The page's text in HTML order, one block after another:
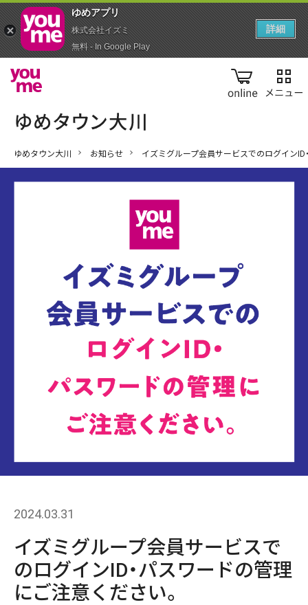
online
ゆめタウン大川 お知らせ イズミグループ会員サービスでのログインID
2024.03.31
イズミグループ会員サービスで
のログインID・パスワードの管理
にご注意ください。
ゆめアプ‪リ‬
株式会社イズミ
無料 - In Google Play
詳細